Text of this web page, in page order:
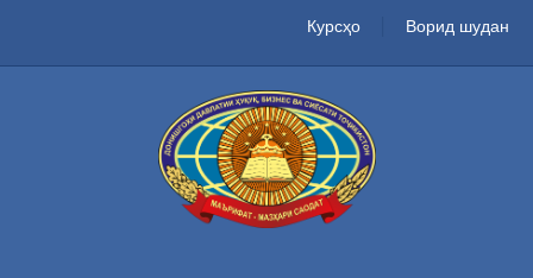
Курсҳо Ворид шудан